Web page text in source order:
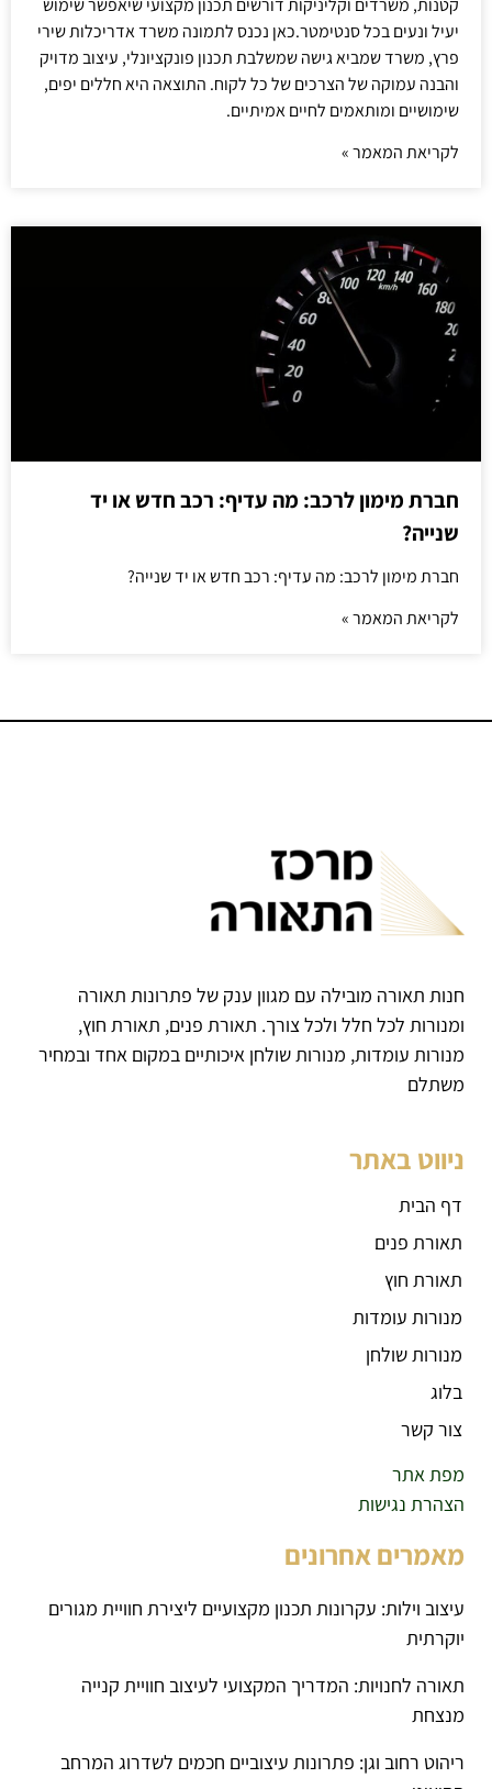
קטנות, משרדים וקליניקות דורשים תכנון מקצועי שיאפשר שימוש
יעיל ונעים בכל סנטימטר.כאן נכנס לתמונה משרד אדריכלות שירי
פרץ, משרד שמביא גישה שמשלבת תכנון פונקציונלי, עיצוב מדויק
והבנה עמוקה של הצרכים של כל לקוח. התוצאה היא חללים יפים,
שימושיים ומותאמים לחיים אמיתיים.
לקריאת המאמר »
חברת מימון לרכב: מה עדיף: רכב חדש או יד
שנייה?
חברת מימון לרכב: מה עדיף: רכב חדש או יד שנייה?
לקריאת המאמר »
חנות תאורה מובילה עם מגוון ענק של פתרונות תאורה
ומנורות לכל חלל ולכל צורך. תאורת פנים, תאורת חוץ,
מנורות עומדות, מנורות שולחן איכותיים במקום אחד ובמחיר
משתלם
ניווט באתר
דף הבית
תאורת פנים
תאורת חוץ
מנורות עומדות
מנורות שולחן
בלוג
צור קשר
מפת אתר
הצהרת נגישות
מאמרים אחרונים
עיצוב וילות: עקרונות תכנון מקצועיים ליצירת חוויית מגורים
יוקרתית
תאורה לחנויות: המדריך המקצועי לעיצוב חוויית קנייה
מנצחת
ריהוט רחוב וגן: פתרונות עיצוביים חכמים לשדרוג המרחב